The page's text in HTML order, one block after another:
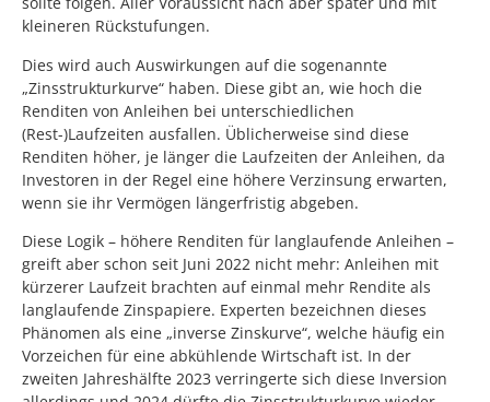
kleineren Rückstufungen.
Dies wird auch Auswirkungen auf die sogenannte
„Zinsstrukturkurve“ haben. Diese gibt an, wie hoch die
Renditen von Anleihen bei unterschiedlichen
(Rest-)Laufzeiten ausfallen. Üblicherweise sind diese
Renditen höher, je länger die Laufzeiten der Anleihen, da
Investoren in der Regel eine höhere Verzinsung erwarten,
wenn sie ihr Vermögen längerfristig abgeben.
Diese Logik – höhere Renditen für langlaufende Anleihen –
greift aber schon seit Juni 2022 nicht mehr: Anleihen mit
kürzerer Laufzeit brachten auf einmal mehr Rendite als
langlaufende Zinspapiere. Experten bezeichnen dieses
Phänomen als eine „inverse Zinskurve“, welche häufig ein
Vorzeichen für eine abkühlende Wirtschaft ist. In der
zweiten Jahreshälfte 2023 verringerte sich diese Inversion